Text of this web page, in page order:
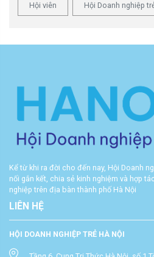
Hội viên Hội Doanh nghiệp
Kể từ khi ra đời cho đến nay, Hội Doanh
nối gắn kết, chia sẻ kinh nghiệm và hợp
nghiệp trên địa bàn thành phố Hà Nội
LIÊN HỆ
HỘI DOANH NGHIỆP TRẺ HÀ NỘI